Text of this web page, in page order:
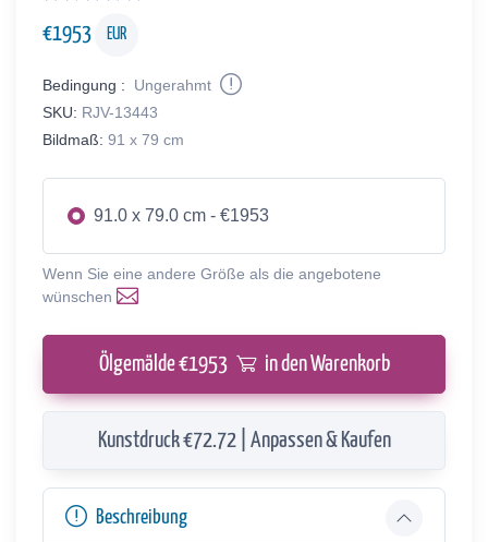
€1953 EUR
Bedingung :
Ungerahmt
SKU: RJV-13443
Bildmaß: 91 x 79 cm
91.0 x 79.0 cm - €1953
Wenn Sie eine andere Größe als die angebotene
wünschen
Ölgemälde €1953 in den Warenkorb
Kunstdruck €72.72 | Anpassen & Kaufen
Beschreibung